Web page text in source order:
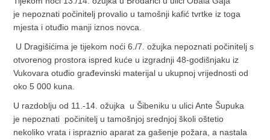
je nepoznati počinitelj provalio u tamošnji kafić tvrtke iz toga
mjesta i otuđio manji iznos novca.
U Dragišićima je tijekom noći 6./7. ožujka nepoznati počinitelj s
otvorenog prostora ispred kuće u izgradnji 48-godišnjaku iz
Vukovara otuđio građevinski materijal u ukupnoj vrijednosti od
oko 5 000 kuna.
U razdoblju od 11.-14. ožujka u Šibeniku u ulici Ante Šupuka
je nepoznati počinitelj u tamošnjoj srednjoj školi oštetio
nekoliko vrata i ispraznio aparat za gašenje požara, a nastala